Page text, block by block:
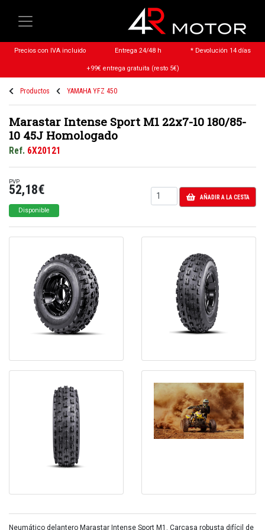
Precios con IVA incluido Entrega 24/48 h * Devolución 14 días
+99€ entrega gratuita (resto 5€)
Productos YAMAHA YFZ 450
Marastar Intense Sport M1 22x7-10 180/85-
10 45J Homologado
Ref. 6X20121
PVP
52,18€
Disponible
AÑADIR A LA CESTA
Neumático delantero Marastar Intense Sport M1. Carcasa robusta difícil de